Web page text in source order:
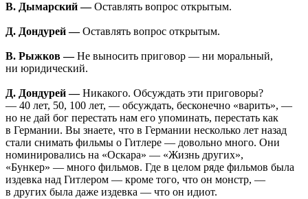
В. Дымарский —Оставлять вопрос открытым.
Д. Дондурей —Оставлять вопрос открытым.
В. Рыжков —Не выносить приговор — ни моральный,
ни юридический.
Д. Дондурей —Никакого. Обсуждать эти приговоры?
— 40 лет, 50, 100 лет, — обсуждать, бесконечно «варить», —
но не дай бог перестать нам его упоминать, перестать как
в Германии. Вы знаете, что в Германии несколько лет назад
стали снимать фильмы о Гитлере — довольно много. Они
номинировались на «Оскара» — «Жизнь других»,
«Бункер» — много фильмов. Где в целом ряде фильмов была
издевка над Гитлером — кроме того, что он монстр, —
в других была даже издевка — что он идиот.